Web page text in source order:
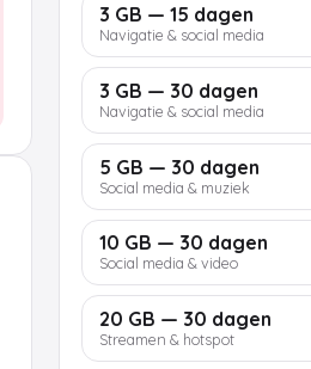
3 GB — 15 dagen
Navigatie & social media
3 GB — 30 dagen
Navigatie & social media
5 GB — 30 dagen
Social media & muziek
10 GB — 30 dagen
Social media & video
20 GB — 30 dagen
Streamen & hotspot